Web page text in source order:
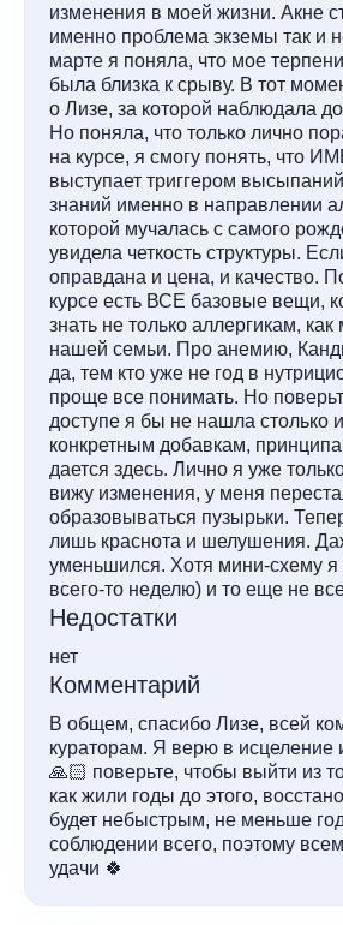
изменения в моей жизни. Акне
именно проблема экземы так и
марте я поняла, что мое
была близка к срыву. В тот
о Лизе, за которой наблюдала до
Но поняла, что только лично
на курсе, я смогу понять, что
выступает триггером
знаний именно в направлении
которой мучалась с самого
увидела четкость структуры.
оправдана и цена, и качество.
курсе есть ВСЕ базовые вещи,
знать не только аллергикам,
нашей семьи. Про анемию,
да, тем кто уже не год в
проще все понимать. Но
доступе я бы не нашла столько
конкретным добавкам,
дается здесь. Лично я уже
вижу изменения, у меня
образовываться пузырьки.
лишь краснота и шелушения.
уменьшился. Хотя мини-схему
всего-то неделю) и то еще не
Недостатки
нет
Комментарий
В общем, спасибо Лизе, всей
кураторам. Я верю в исцеление
🙏🏻 поверьте, чтобы выйти из
как жили годы до этого,
будет небыстрым, не меньше
соблюдении всего, поэтому
удачи 🍀